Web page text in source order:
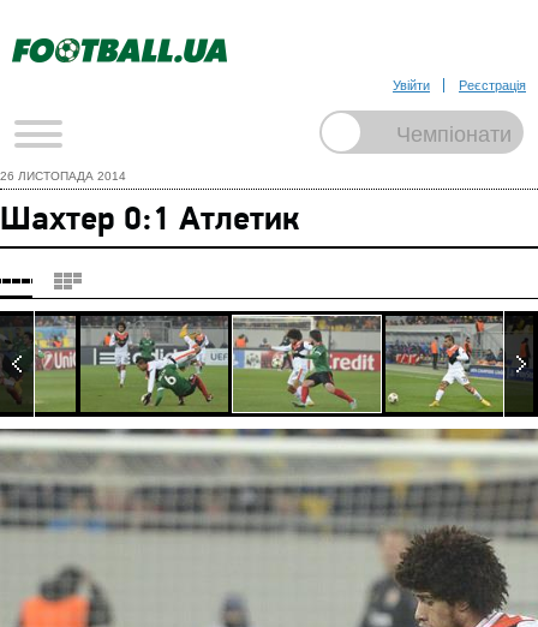
Увійти Реєстрація
26 ЛИСТОПАДА 2014
Шахтер 0:1 Атлетик